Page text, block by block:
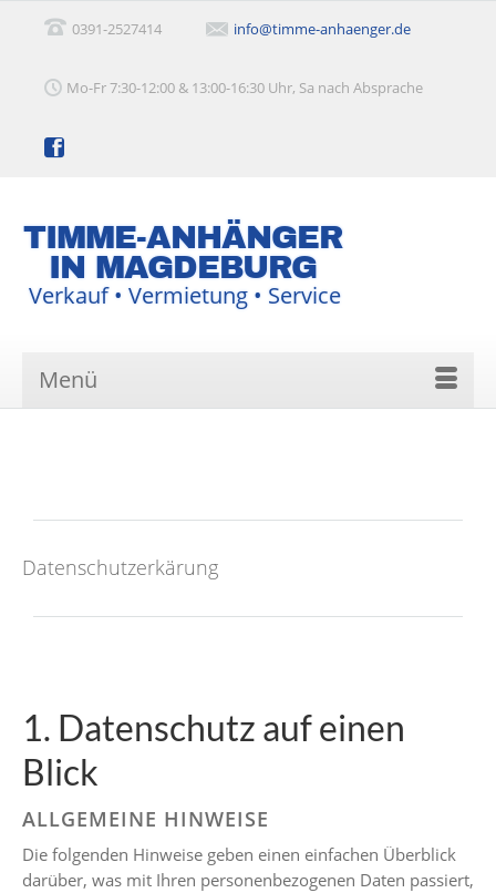
0391-2527414 info@timme-anhaenger.de
Mo-Fr 7:30-12:00 & 13:00-16:30 Uhr, Sa nach Absprache
TIMME-ANHÄNGER
IN MAGDEBURG
Verkauf • Vermietung • Service
Menü
Datenschutzerkärung
1. Datenschutz auf einen
Blick
ALLGEMEINE HINWEISE
Die folgenden Hinweise geben einen einfachen Überblick
darüber, was mit Ihren personenbezogenen Daten passiert,